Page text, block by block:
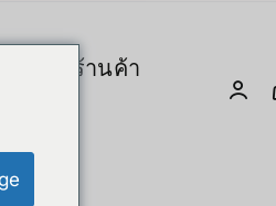
& Computing
ร้านค้า